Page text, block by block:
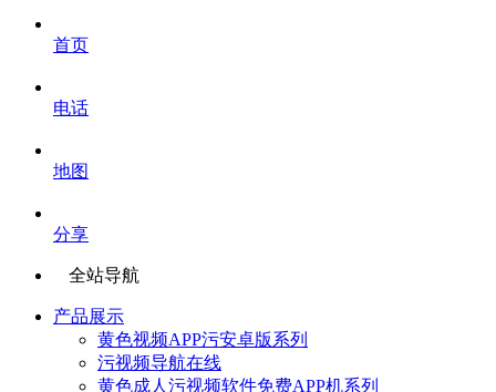
首页
电话
地图
分享
全站导航
产品展示
黄色视频APP污安卓版系列
污视频导航在线
黄色成人污视频软件免费APP机系列